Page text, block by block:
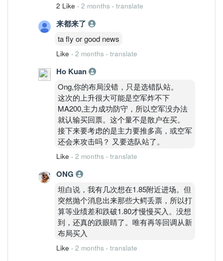
2 Like · 2 months · translate
来都来了
ta fly or good news
Like · 2 months · translate
Ho Kuan
Ong,你的布局没错，只是选错队站。
这次的上升很大可能是空军炸不下
MA200,主力成功防守，所以空军没办法
就认输买回票。这个量不是散户在买。
接下来要考虑的是主力要推多高，或空军
还会来攻击吗？ 又要选队站了。
Like · 2 months · translate
ONG
坦白说，我有几次想在1.85附近进场。但
突然抛个消息出来那些大鳄丢票，所以打
算等业绩差和跌破1.80才慢慢买入。没想
到，还真的跌眼睛了。唯有再等回调从新
布局买入
Like · 2 months · translate